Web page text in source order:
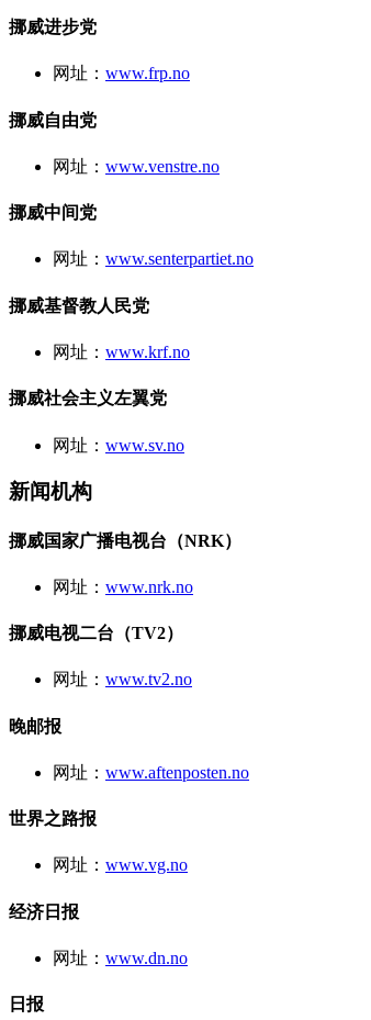
挪威进步党
网址： www.frp.no
挪威自由党
网址： www.venstre.no
挪威中间党
网址： www.senterpartiet.no
挪威基督教人民党
网址： www.krf.no
挪威社会主义左翼党
网址： www.sv.no
新闻机构
挪威国家广播电视台（NRK）
网址： www.nrk.no
挪威电视二台（TV2）
网址： www.tv2.no
晚邮报
网址： www.aftenposten.no
世界之路报
网址： www.vg.no
经济日报
网址： www.dn.no
日报